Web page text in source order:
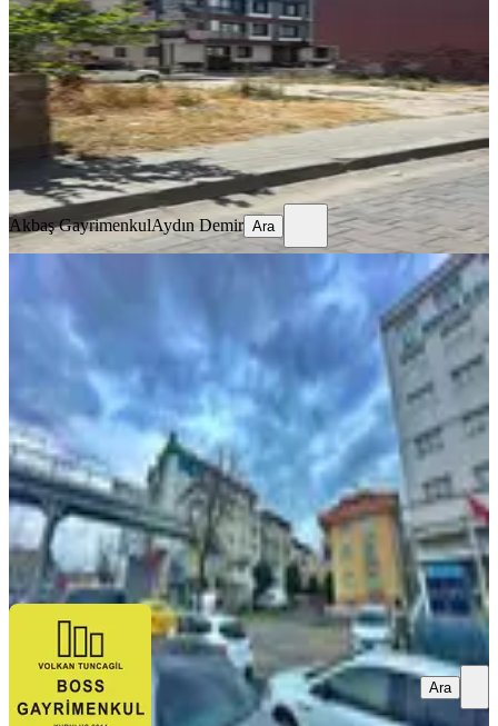
Avcılar, Cihangir Mahallesi
188 m²·55.851/m²·12.05.2026
10.500.000 ₺
Akbaş GayrimenkulAydın Demir
Ara
Akbaş GayrimenkulAydın Demir Ara
Avcılar Gümüşpala E-5'de Köşebaşı
Ticari+konut İmarlı 323m² Arsa
Avcılar, Gümüşpala Mahallesi
323 m²·253.870/m² 10.05.2026
82.000.000 ₺
BOSS YAPI GAYRİMENKUL & İNŞAATBoss Yapi Gayrimenkul
Ara